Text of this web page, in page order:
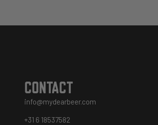
CONTACT
info@mydearbeer.com
+31 6 18537582